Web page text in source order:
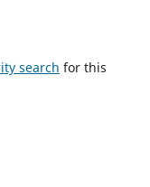
search for this